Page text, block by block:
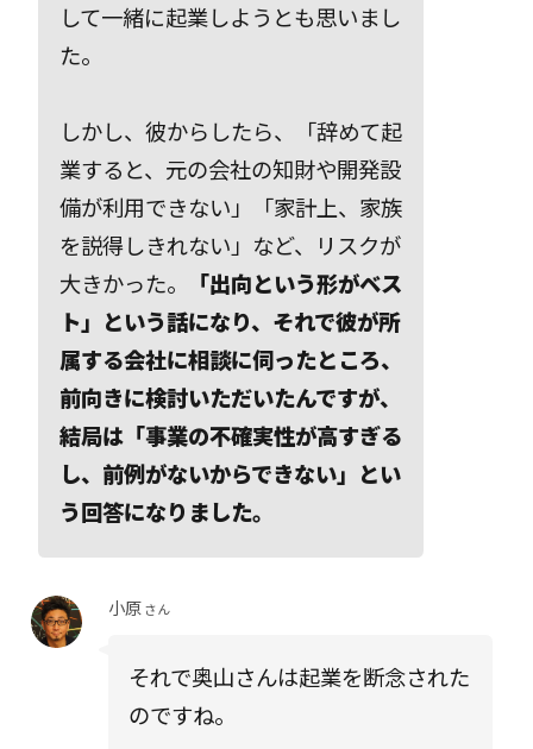
して一緒に起業しようとも思いまし
た。
しかし、彼からしたら、「辞めて起
業すると、元の会社の知財や開発設
備が利用できない」「家計上、家族
を説得しきれない」など、リスクが
大きかった。
「出向という形がベス
ト」という話になり、それで彼が所
属する会社に相談に伺ったところ、
前向きに検討いただいたんですが、
結局は「事業の不確実性が高すぎる
し、前例がないからできない」とい
う回答になりました。
小原さん
それで奥山さんは起業を断念された
のですね。